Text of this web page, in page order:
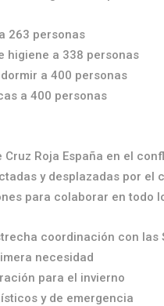
263 personas
higiene a 338 personas
a 400 personas
a 400 personas
Roja España en el
y desplazadas por el
para colaborar en todo
coordinación con
necesidad
para el invierno
y de emergencia